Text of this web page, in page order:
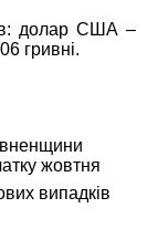
долар США –
гривні.
жовтня
випадків